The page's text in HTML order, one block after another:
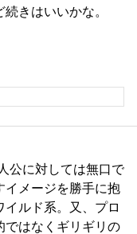
きはいいかな。
公に対しては無口で
イメージを勝手に抱
ルド系。又、プロ
ではなくギリギリの